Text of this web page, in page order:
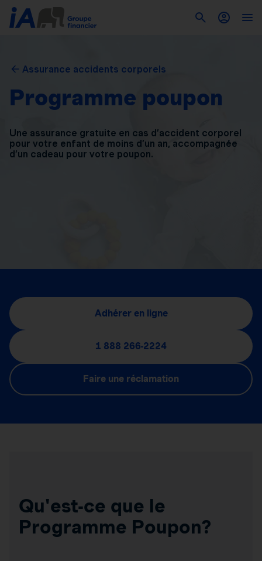
Assurance accidents corporels
Programme poupon
Une assurance gratuite en cas d’accident corporel
pour votre enfant de moins d’un an, accompagnée
d’un cadeau pour votre poupon.
Adhérer en ligne
1 888 266-2224
Faire une réclamation
Qu'est-ce que le
Programme Poupon?